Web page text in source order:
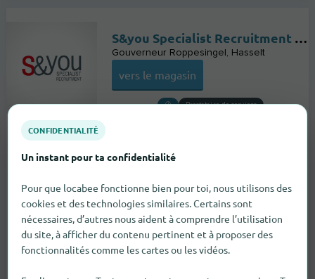
S&you Specialist Recruitment Hasselt
Gouverneur Roppesingel Hasselt
vers le magasin
Prestataire de services
CONFIDENTIALITÉ
Un instant pour ta confidentialité
Pour que locabee fonctionne bien pour toi, nous utilisons des
cookies et des technologies similaires. Certains sont
nécessaires, d’autres nous aident à comprendre l’utilisation
du site, à afficher du contenu pertinent et à proposer des
fonctionnalités comme les cartes ou les vidéos.